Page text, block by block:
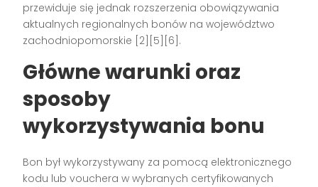
przewiduje się jednak rozszerzenia obowiązywania
aktualnych regionalnych bonów na województwo
zachodniopomorskie [2][5][6] .
Główne warunki oraz
sposoby
wykorzystywania bonu
Bon był wykorzystywany za pomocą elektronicznego
kodu lub vouchera w wybranych certyfikowanych